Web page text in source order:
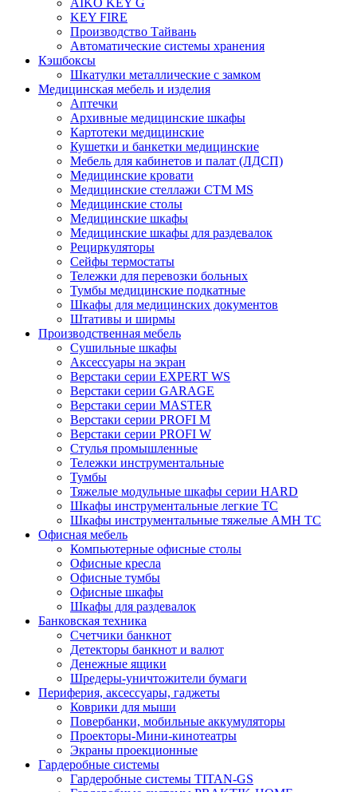
AIKO KEY G
KEY FIRE
Производство Тайвань
Автоматические системы хранения
Кэшбоксы
Шкатулки металлические с замком
Медицинская мебель и изделия
Аптечки
Архивные медицинские шкафы
Картотеки медицинские
Кушетки и банкетки медицинские
Мебель для кабинетов и палат (ЛДСП)
Медицинские кровати
Медицинские стеллажи CTM MS
Медицинские столы
Медицинские шкафы
Медицинские шкафы для раздевалок
Рециркуляторы
Сейфы термостаты
Тележки для перевозки больных
Тумбы медицинские подкатные
Шкафы для медицинских документов
Штативы и ширмы
Производственная мебель
Cушильные шкафы
Аксессуары на экран
Верстаки серии EXPERT WS
Верстаки серии GARAGE
Верстаки серии MASTER
Верстаки серии PROFI M
Верстаки серии PROFI W
Стулья промышленные
Тележки инструментальные
Тумбы
Тяжелые модульные шкафы серии HARD
Шкафы инструментальные легкие ТС
Шкафы инструментальные тяжелые AMH TC
Офисная мебель
Компьютерные офисные столы
Офисные кресла
Офисные тумбы
Офисные шкафы
Шкафы для раздевалок
Банковская техника
Счетчики банкнот
Детекторы банкнот и валют
Денежные ящики
Шредеры-уничтожители бумаги
Периферия, аксессуары, гаджеты
Коврики для мыши
Повербанки, мобильные аккумуляторы
Проекторы-Мини-кинотеатры
Экраны проекционные
Гардеробные системы
Гардеробные системы TITAN-GS